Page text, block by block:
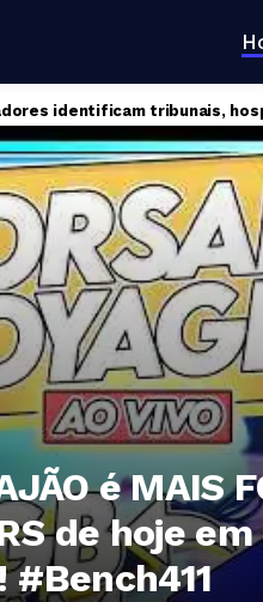
11: tablet acessível
é MAIS
de hoje
#Bench411